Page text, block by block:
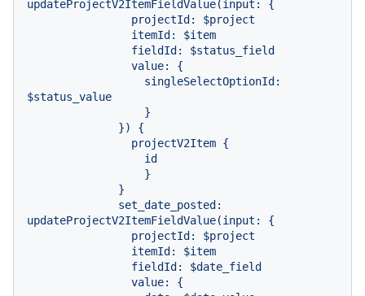
updateProjectV2ItemFieldValue(input: {
$status_value
updateProjectV2ItemFieldValue(input: {